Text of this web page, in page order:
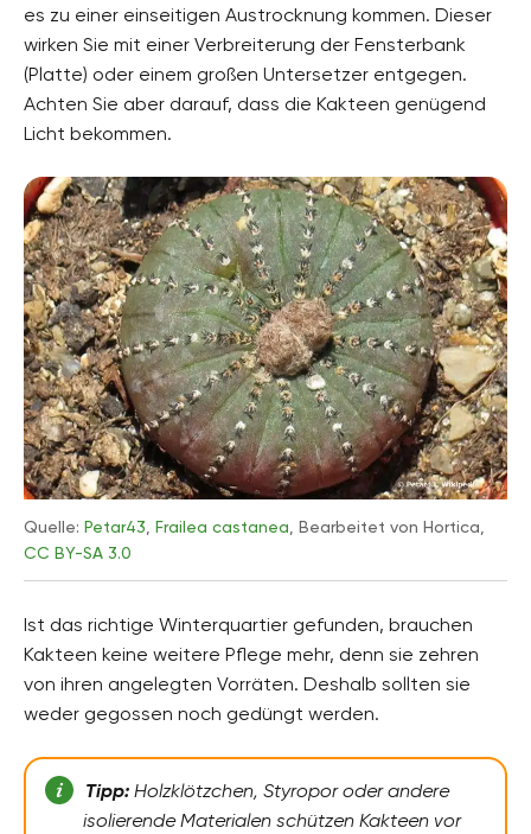
es zu einer einseitigen Austrocknung kommen. Dieser
wirken Sie mit einer Verbreiterung der Fensterbank
(Platte) oder einem großen Untersetzer entgegen.
Achten Sie aber darauf, dass die Kakteen genügend
Licht bekommen.
Quelle: Petar43 Frailea castanea , Bearbeitet von Hortica,
CC BY-SA 3.0
Ist das richtige Winterquartier gefunden, brauchen
Kakteen keine weitere Pflege mehr, denn sie zehren
von ihren angelegten Vorräten. Deshalb sollten sie
weder gegossen noch gedüngt werden.
Tipp:Holzklötzchen, Styropor oder andere
isolierende Materialen schützen Kakteen vor